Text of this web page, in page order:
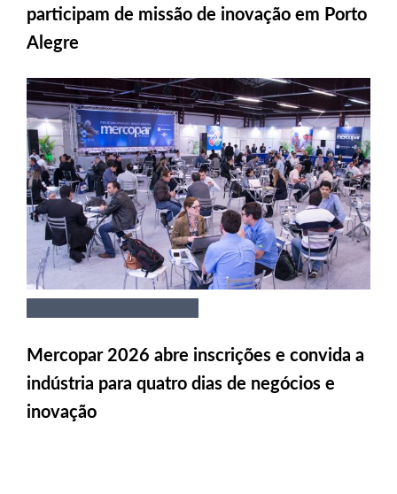
participam de missão de inovação em Porto
Alegre
Mercopar 2026 abre inscrições e convida a
indústria para quatro dias de negócios e
inovação